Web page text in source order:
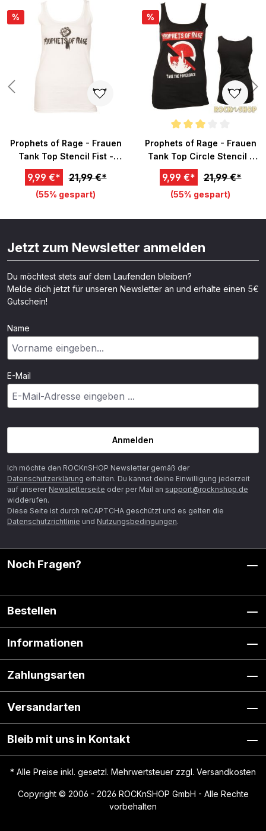
%
Prophets of Rage - Frauen
Tank Top Stencil Fist -
weiß
9,99 €* 21,99 €*
(55% gespart)
%
Durchschnittliche Bewertung
Prophets of Rage - Frauen
Tank Top Circle Stencil -
schwarz
9,99 €* 21,99 €*
(55% gespart)
Jetzt zum Newsletter anmelden
Du möchtest stets auf dem Laufenden bleiben?
Melde dich jetzt für unseren Newsletter an und erhalte einen 5€
Gutschein!
Name
E-Mail
Anmelden
Ich möchte den ROCKnSHOP Newsletter gemäß der
Datenschutzerklärung erhalten. Du kannst deine Einwilligung jederzeit
auf unserer Newsletterseite oder per Mail an support@rocknshop.de
widderufen.
Diese Seite ist durch reCAPTCHA geschützt und es gelten die
Datenschutzrichtlinie und Nutzungsbedingungen.
Noch Fragen?
Bestellen
Informationen
Zahlungsarten
Versandarten
Bleib mit uns in Kontakt
* Alle Preise inkl. gesetzl. Mehrwertsteuer zzgl. Versandkosten
Copyright © 2006 - 2026 ROCKnSHOP GmbH - Alle Rechte
vorbehalten